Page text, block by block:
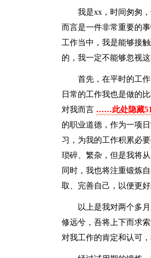
我是xx，时间匆匆
而言是一件非常重要的
工作当中，我是能够接
的，我一定不能够忽视这
首先，在平时的工
日常的工作我也是做的
对我而言 ……此处隐藏
的职业道德，作为一项
习，为我的工作积累必
琐碎、繁杂，但是我将
同时，我也将注重锻炼
取、完善自己，以便更
以上是我对两个多
修远兮，吾将上下而求
对我工作的肯定和认可